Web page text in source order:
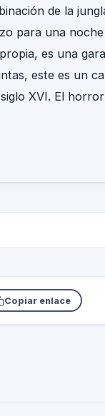
de la
para una
es una
este es un
XVI. El
Copiar enlace